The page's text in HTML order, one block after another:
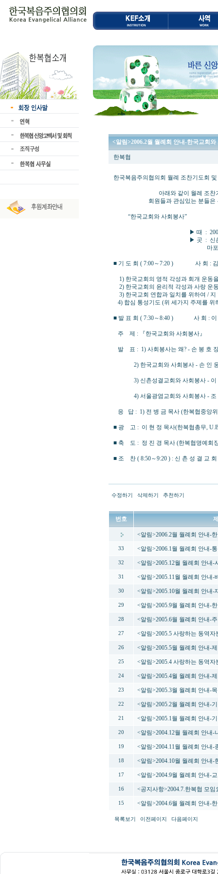
<알림>2006.2월 월례회 안내-한국교회와
한복협
한국복음주의협의회 월례 조찬기도회
아래와 같이 월례 조찬기도회
회원들과 관심있는 분들은 누구
“한국교회와 사회봉사”
▶ 때 : 2006년 2월 10
▶ 곳 : 신촌성결교회(
마포구 노고산동 49-
■ 기 도 회 ( 7:00～7:20 ) 사 회 : 김
1) 한국교회의 영적 각성과 회개 운동
2) 한국교회의 윤리적 각성과 사랑 운
3) 한국교회 연합과 일치를 위하여 /
4) 합심 통성기도 (위 세가지 주제를 위
■ 발 표 회 ( 7:30～8:40 ) 사 회 : 이
주 제 : 『한국교회와 사회봉사』
발 표 : 1) 사회봉사는 왜? - 손 봉 호
2) 한국교회와 사회봉사 - 손 인 웅
3) 신촌성결교회와 사회봉사 - 이 정
4) 서울광염교회와 사회봉사 - 조
응 답 : 1) 전 병 금 목사 (한복협중앙
■ 광 고 : 이 현 정 목사(한복협총무,
■ 축 도 : 정 진 경 목사 (한복협명예회
■ 조 찬 ( 8:50～9:20 ) : 신 촌 성 결 교 회
수정하기 삭제하기 추천하기
번호
<알림>2006.2월 월례회 안내-
33 <알림>2006.1월 월례회 안내-
32 <알림>2005.12월 월례회 안내-
31 <알림>2005.11월 월례회 안내
30 <알림>2005.10월 월례회 안내-
29 <알림>2005.9월 월례회 안내-
28 <알림>2005.6월 월례회 안내-
27 <알림>2005.5 사랑하는 동역
26 <알림>2005.5월 월례회 안내-
25 <알림>2005.4 사랑하는 동역
24 <알림>2005.4월 월례회 안내-
23 <알림>2005.3월 월례회 안내-
22 <알림>2005.2월 월례회 안내-
21 <알림>2005.1월 월례회 안내-
20 <알림>2004.12월 월례회 안내-
19 <알림>2004.11월 월례회 안내-
18 <알림>2004.10월 월례회 안내-
17 <알림>2004.9월 월례회 안내-
16 <공지사항>2004.7.한복협 모
15 <알림>2004.6월 월례회 안내-
목록보기 이전페이지 다음페이지